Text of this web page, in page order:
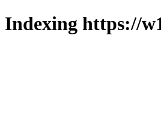
Indexing https://